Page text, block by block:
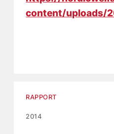
content/uploads/
RAPPORT
2014